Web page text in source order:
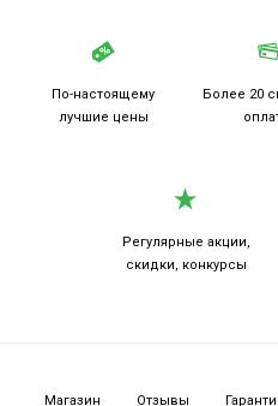
По-настоящему
лучшие цены
Более 20
Регулярные акции,
скидки, конкурсы
Магазин Отзывы